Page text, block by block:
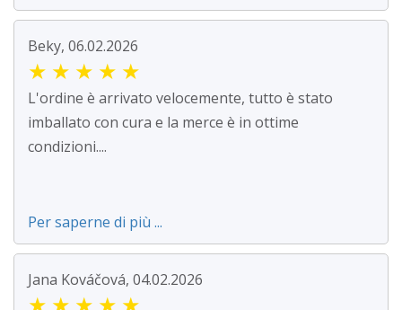
Beky, 06.02.2026
★ ★ ★ ★ ★
L'ordine è arrivato velocemente, tutto è stato
imballato con cura e la merce è in ottime
condizioni....
Per saperne di più ...
Jana Kováčová, 04.02.2026